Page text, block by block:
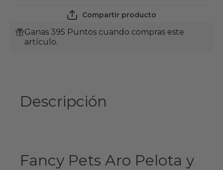
Compartir producto
Ganas 395 Puntos cuando compras este
artículo.
Descripción
Fancy Pets Aro Pelota y